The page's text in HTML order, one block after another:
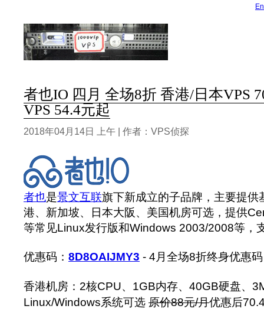
者也IO 四月 全场8折 香港/日本VPS
VPS 54.4元起
2018年04月14日 上午 | 作者：VPS侦探
者也是景文互联旗下新成立的子品牌，主要提
港、新加坡、日本大阪、美国机房可选，提供
等常见Linux发行版和Windows 2003/2008等，
优惠码： 8D8OAIJMY3 - 4月全场8折终身优惠
香港机房：2核CPU、1GB内存、40GB硬盘、
Linux/Windows系统可选 原价88元/月优惠后